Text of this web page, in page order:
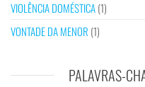
VIOLÊNCIA DOMÉSTICA(1)
VONTADE DA MENOR (1)
PALAVRAS-